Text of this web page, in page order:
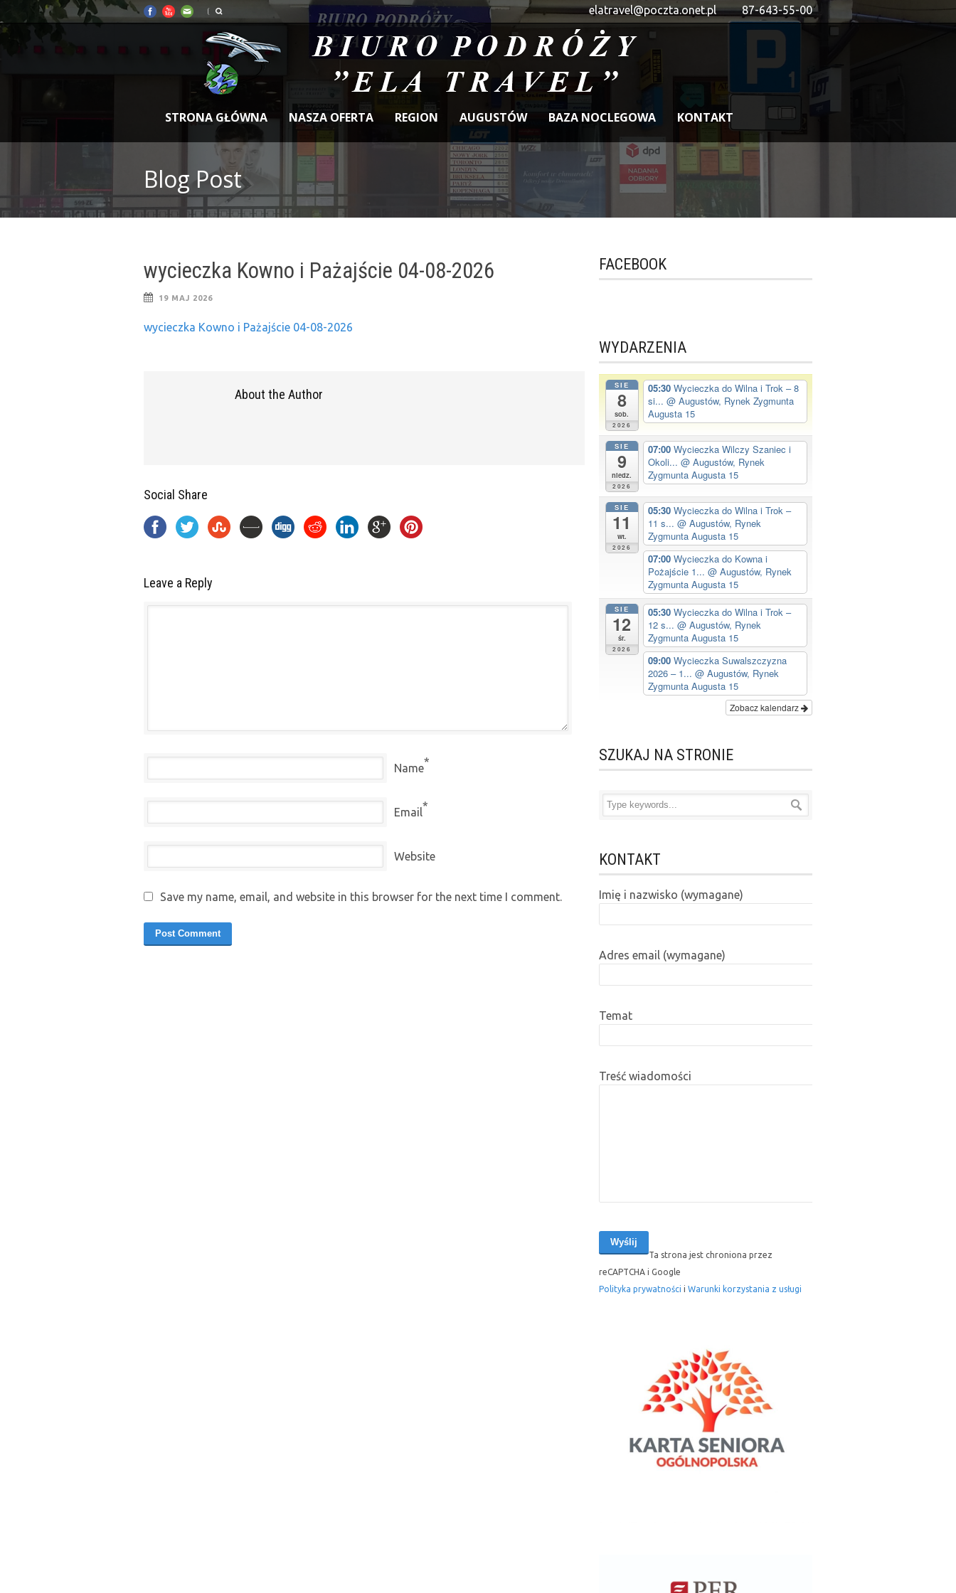
elatravel@poczta.onet.pl 87-643-55-00
STRONA GŁÓWNA NASZA OFERTA REGION AUGUSTÓW BAZA NOCLEGOWA KONTAKT
Blog Post
wycieczka Kowno i Pażajście 04-08-2026
19 MAJ 2026
wycieczka Kowno i Pażajście 04-08-2026
About the Author
Social Share
Leave a Reply
Name*
Email*
Website
Save my name, email, and website in this browser for the next time I comment.
FACEBOOK
WYDARZENIA
SIE
8
sob.
2026
05:30 Wycieczka do Wilna i Trok – 8
si... @ Augustów, Rynek Zygmunta
Augusta 15
SIE
9
niedz.
2026
07:00 Wycieczka Wilczy Szaniec i
Okoli... @ Augustów, Rynek
Zygmunta Augusta 15
SIE
11
wt.
2026
05:30 Wycieczka do Wilna i Trok –
11 s... @ Augustów, Rynek
Zygmunta Augusta 15
07:00 Wycieczka do Kowna i
Pożajście 1... @ Augustów, Rynek
Zygmunta Augusta 15
SIE
12
śr.
2026
05:30 Wycieczka do Wilna i Trok –
12 s... @ Augustów, Rynek
Zygmunta Augusta 15
09:00 Wycieczka Suwalszczyzna
2026 – 1... @ Augustów, Rynek
Zygmunta Augusta 15
Zobacz kalendarz
SZUKAJ NA STRONIE
KONTAKT
Imię i nazwisko (wymagane)
Adres email (wymagane)
Temat
Treść wiadomości
Ta strona jest chroniona przez
reCAPTCHA i Google
Polityka prywatności i Warunki korzystania z usługi